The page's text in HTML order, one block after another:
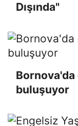
Dışında"
buluşuyor